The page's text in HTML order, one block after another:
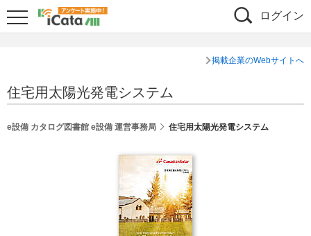
ログイン
掲載企業のWebサイトへ
住宅用太陽光発電システム
e設備 カタログ図書館 e設備 運営事務局 住宅用太陽光発電システム